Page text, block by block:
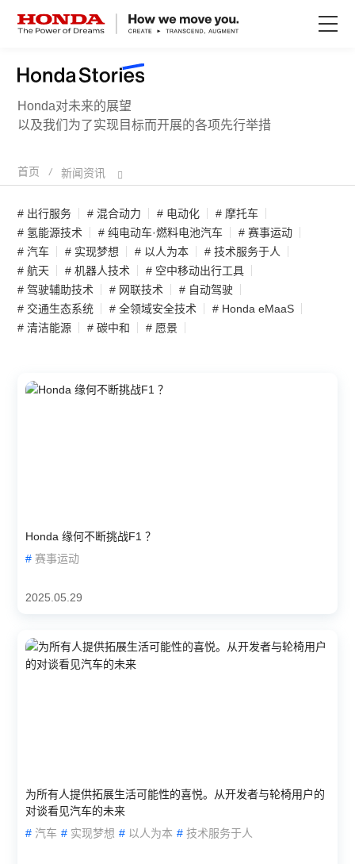
关于Honda
Honda纯电
全领域产品
技术创新
赛事运动
新闻资讯
Honda对未来的展望
以及我们为了实现目标而开展的各项先行举措
首页 / 新闻资讯
# 出行服务 # 混合动力 # 电动化
# 摩托车
# 氢能源技术
# 纯电动车·燃料电池汽车
# 赛事运动
# 汽车
# 实现梦想 # 以人为本
# 技术服务于人
# 航天
# 机器人技术
# 空中移动出行工具
# 驾驶辅助技术
# 网联技术
# 自动驾驶
# 交通生态系统
# 全领域安全技术
# Honda eMaaS
# 清洁能源
# 碳中和 # 愿景
Honda 缘何不断挑战F1 ？
# 赛事运动
2025.05.29
为所有人提供拓展生活可能性的喜悦。从开发者与轮椅用户的
对谈看见汽车的未来
# 汽车 # 实现梦想 # 以人为本 #技术服务于人